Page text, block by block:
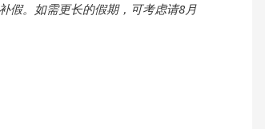
假。如需更长的假期，可考虑请8月